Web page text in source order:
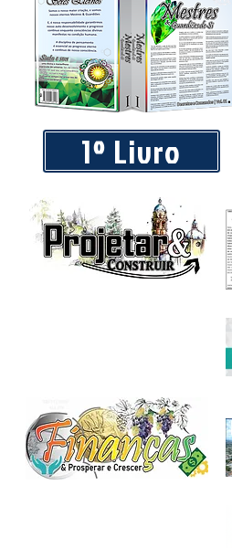
1º Livro